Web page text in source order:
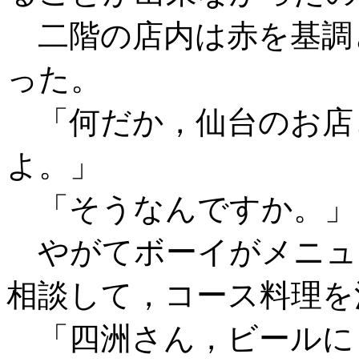
二階の店内は赤を基
った。
「何だか，仙台のお
よ。」
「そうなんですか。」
やがてボーイがメニ
相談して，コース料理
「四洲さん，ビール